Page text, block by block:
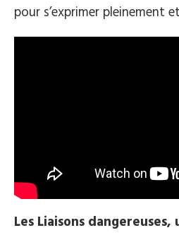
pour s’exprimer pleinement
Les Liaisons